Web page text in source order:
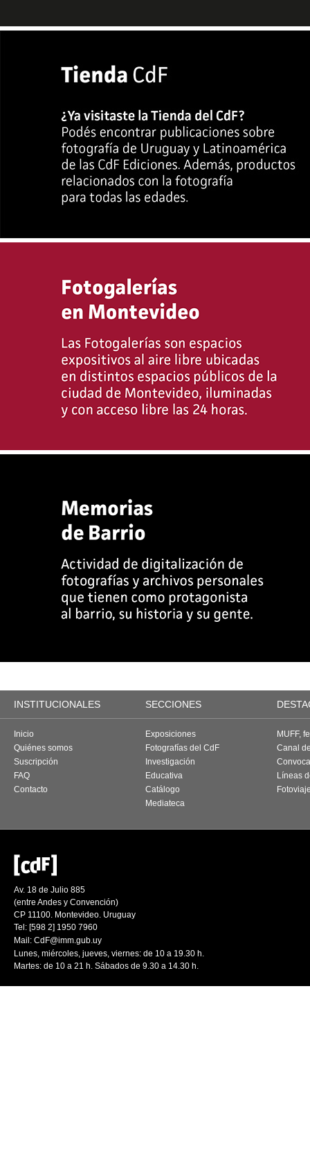
INSTITUCIONALES SECCIONES
Inicio
Quiénes somos
Suscripción
FAQ
Contacto
Exposiciones
Fotografías del CdF
Investigación
Educativa
Catálogo
Mediateca
MUFF,
Canal
Líneas
Av. 18 de Julio 885
(entre Andes y Convención)
CP 11100. Montevideo. Uruguay
Tel: [598 2] 1950 7960
Mail: CdF@imm.gub.uy
Lunes, miércoles, jueves, viernes: de 10 a 19.30 h.
Martes: de 10 a 21 h. Sábados de 9.30 a 14.30 h.